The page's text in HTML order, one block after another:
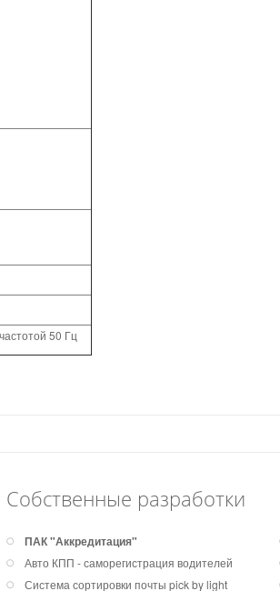
50 Гц
Собственные разработки
ПАК "Аккредитация"
Авто КПП - саморегистрация водителей
Система сортировки почты pick by light